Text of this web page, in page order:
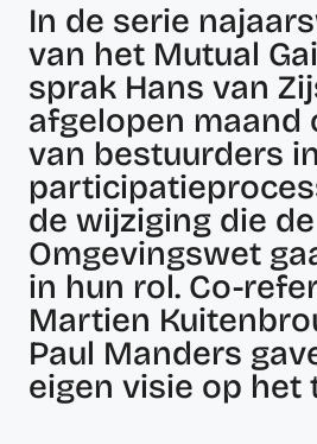
In de serie
van het Mutual
sprak Hans van
afgelopen maand
van bestuurders in
de wijziging die de
Omgevingswet
in hun rol. Co-
Martien
Paul Manders
eigen visie op het